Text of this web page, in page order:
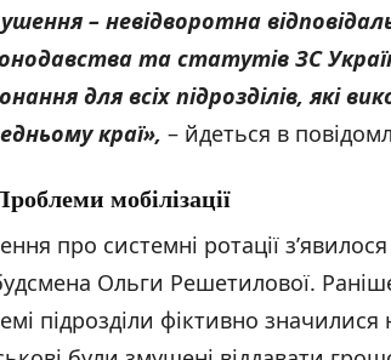
– невідворотна
та статутів ЗС
для всіх підрозділів, які
краї», – йдеться в
мобілізації
про системні ротації
Ольги Решетилової.
підрозділи фіктивно